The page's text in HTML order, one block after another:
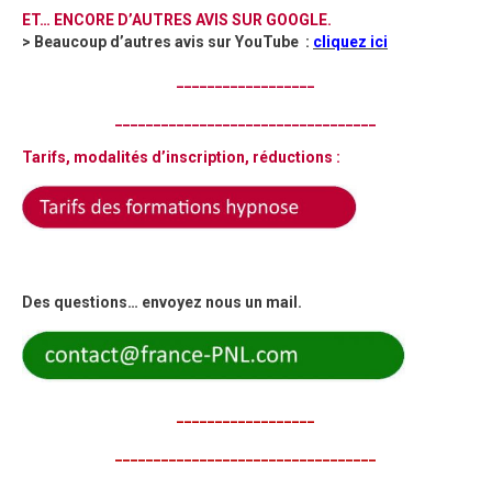
ET… ENCORE D’AUTRES AVIS SUR GOOGLE.
> Beaucoup d’autres avis sur YouTube : cliquez ici
Tarifs, modalités d’inscription, réductions :
Des questions… envoyez nous un mail.